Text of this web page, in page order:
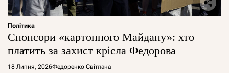
Політика
Спонсори «картонного Майдану»: хто
платить за захист крісла Федорова
18 Липня, 2026Федоренко Світлана